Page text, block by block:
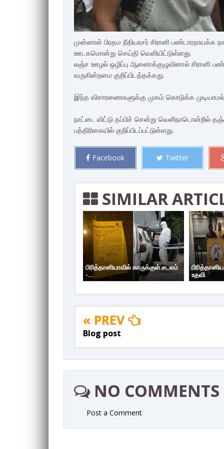
முன்னாள் பிரதம நீதியரசர் சிரானி பண்டாரநாயக்க
ஊடகமொன்று செய்தி வெளியிட்டுள்ளது.
லஞ்ச ஊழல் ஒழிப்பு ஆணைக்குழுவினால் சிரானி
வருகின்றமை குறிப்பிடத்தக்கது.
இந்த விசாரணைகளுக்கு முகம் கொடுக்க முடியாமல்
நாட்டை விட்டு தப்பிச் சென்று வெளிநாடொன்றில்
பத்திரிகையில் குறிப்பிடப்பட்டுள்ளது.
Facebook Twitter
SIMILAR
பிரித்தானியாவில் காருக்குள் சடலம்
-...
உதவி
« PREV
Blog post
NO COMMENTS
Post a Comment